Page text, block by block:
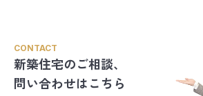
CONTACT
新築住宅のご相談、
問い合わせはこちら